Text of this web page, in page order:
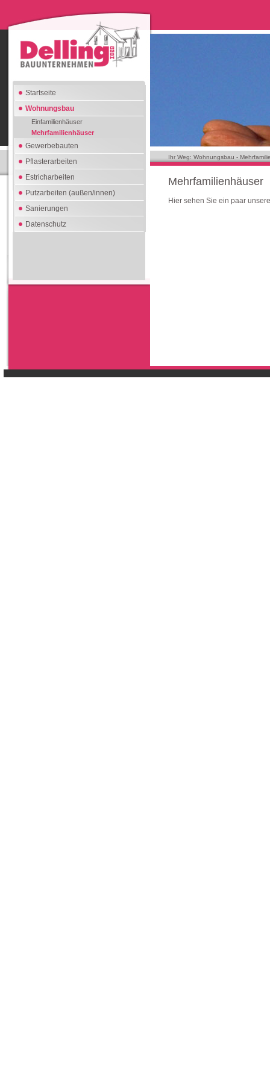
Startseite
Wohnungsbau
Einfamilienhäuser
Mehrfamilienhäuser
Gewerbebauten
Pflasterarbeiten
Estricharbeiten
Putzarbeiten (außen/innen)
Sanierungen
Datenschutz
Ihr Weg: Wohnungsbau -
Mehrfamilienhäuser
Hier sehen Sie ein paar